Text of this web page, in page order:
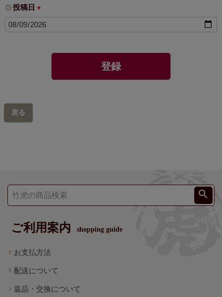
投稿日
(
必
登録
戻る
ご利用案内 shopping guide
お支払方法
配送について
返品・交換について